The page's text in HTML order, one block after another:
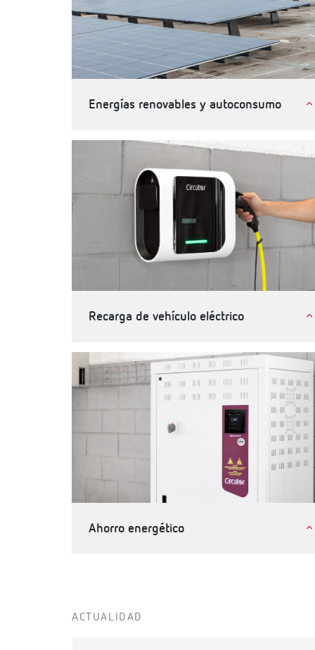
Energías renovables y autoconsumo
Recarga de vehículo eléctrico
Movilidad eléctrica
Ahorro energético
ACTUALIDAD